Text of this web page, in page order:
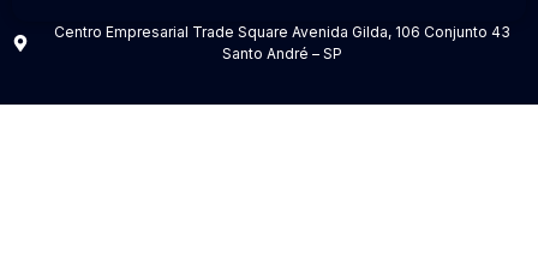
Centro Empresarial Trade Square Avenida Gilda, 106 Conjunto 43
Santo André – SP